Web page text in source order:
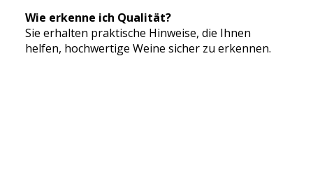
Wie erkenne ich Qualität?
Sie erhalten praktische Hinweise, die Ihnen
helfen, hochwertige Weine sicher zu erkennen.